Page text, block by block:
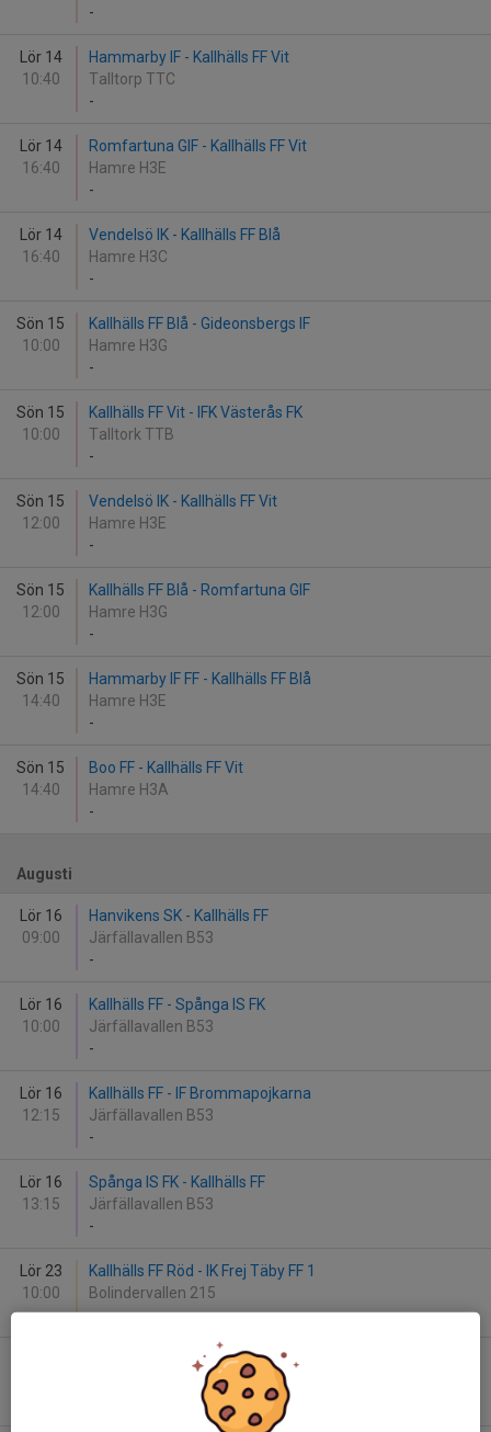
-
Lör 14
10:40
Hammarby IF - Kallhälls FF Vit
Talltorp TTC
-
Lör 14
16:40
Romfartuna GIF - Kallhälls FF Vit
Hamre H3E
-
Lör 14
16:40
Vendelsö IK - Kallhälls FF Blå
Hamre H3C
-
Sön 15
10:00
Kallhälls FF Blå - Gideonsbergs IF
Hamre H3G
-
Sön 15
10:00
Kallhälls FF Vit - IFK Västerås FK
Talltork TTB
-
Sön 15
12:00
Vendelsö IK - Kallhälls FF Vit
Hamre H3E
-
Sön 15
12:00
Kallhälls FF Blå - Romfartuna GIF
Hamre H3G
-
Sön 15
14:40
Hammarby IF FF - Kallhälls FF Blå
Hamre H3E
-
Sön 15
14:40
Boo FF - Kallhälls FF Vit
Hamre H3A
-
Augusti
Lör 16
09:00
Hanvikens SK - Kallhälls FF
Järfällavallen B53
-
Lör 16
10:00
Kallhälls FF - Spånga IS FK
Järfällavallen B53
-
Lör 16
12:15
Kallhälls FF - IF Brommapojkarna
Järfällavallen B53
-
Lör 16
13:15
Spånga IS FK - Kallhälls FF
Järfällavallen B53
-
Lör 23
10:00
Kallhälls FF Röd - IK Frej Täby FF 1
Bolindervallen 215
-
Kallhälls FF Blå - Bele Barkarby FF 1
Bolindervallen 216